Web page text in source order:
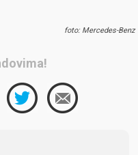
foto: Mercedes-Benz